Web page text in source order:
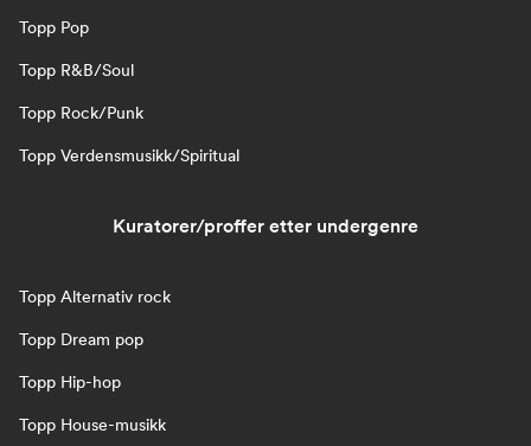
Topp Pop
Topp R&B/Soul
Topp Rock/Punk
Topp Verdensmusikk/Spiritual
Kuratorer/proffer etter undergenre
Topp Alternativ rock
Topp Dream pop
Topp Hip-hop
Topp House-musikk